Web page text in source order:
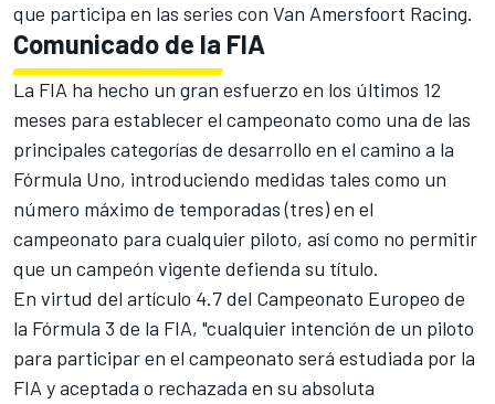
que participa en las series con Van Amersfoort Racing.
Comunicado de la FIA
La FIA ha hecho un gran esfuerzo en los últimos 12
meses para establecer el campeonato como una de las
principales categorías de desarrollo en el camino a la
Fórmula Uno, introduciendo medidas tales como un
número máximo de temporadas (tres) en el
campeonato para cualquier piloto, así como no permitir
que un campeón vigente defienda su título.
En virtud del artículo 4.7 del Campeonato Europeo de
la Fórmula 3 de la FIA, "cualquier intención de un piloto
para participar en el campeonato será estudiada por la
FIA y aceptada o rechazada en su absoluta